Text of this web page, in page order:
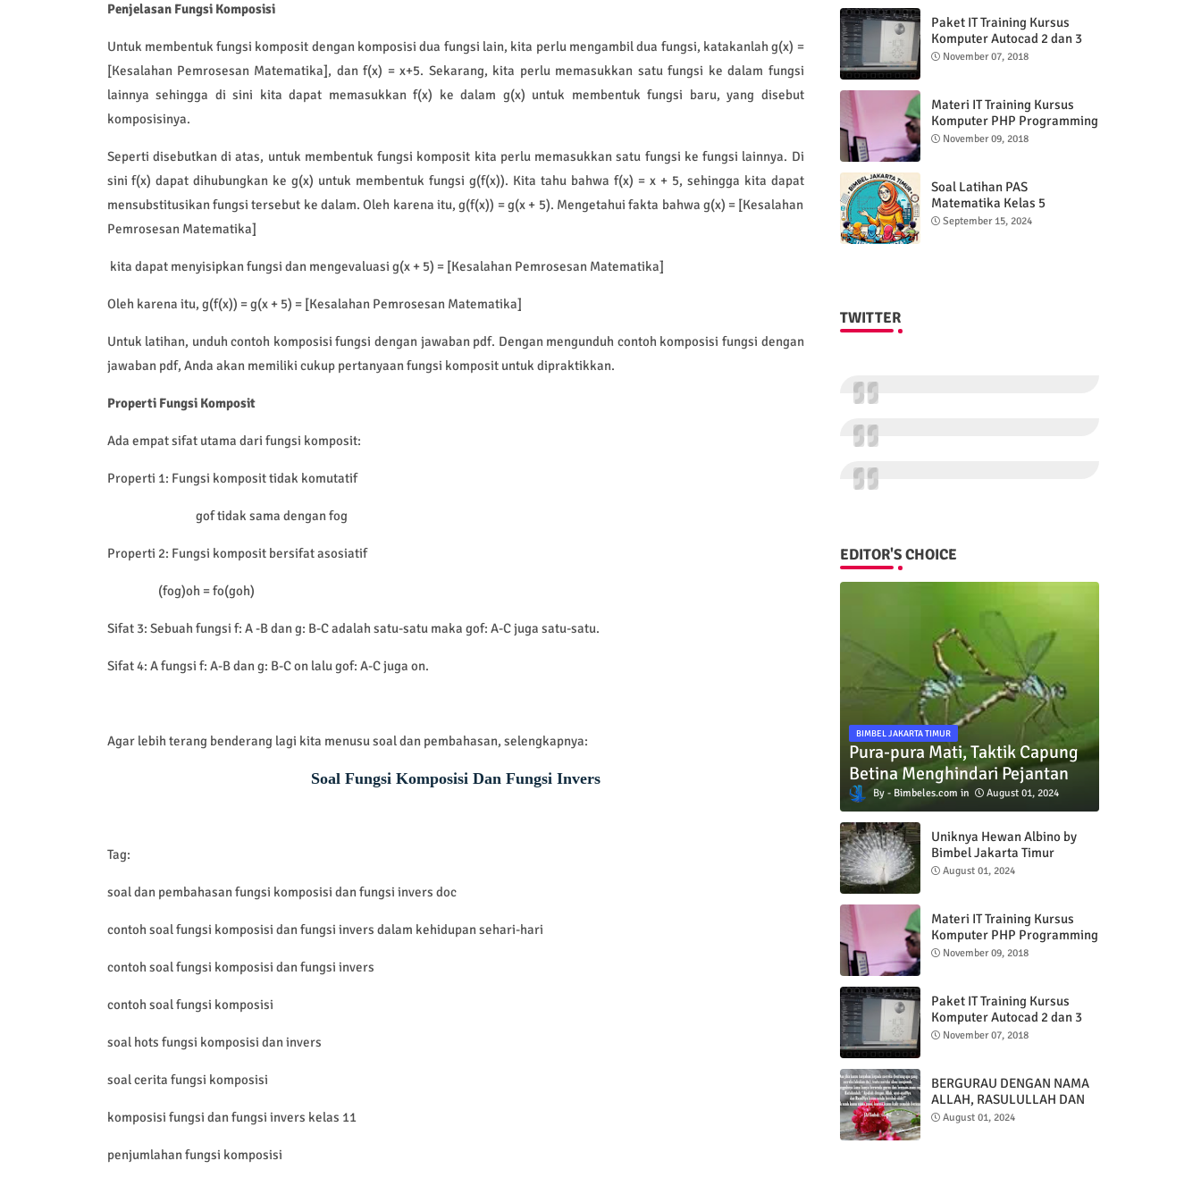
Penjelasan Fungsi Komposisi
Untuk membentuk fungsi komposit dengan komposisi dua fungsi lain, kita perlu mengambil dua fungsi, katakanlah g(x) =
[Kesalahan Pemrosesan Matematika], dan f(x) = x+5. Sekarang, kita perlu memasukkan satu fungsi ke dalam fungsi
lainnya sehingga di sini kita dapat memasukkan f(x) ke dalam g(x) untuk membentuk fungsi baru, yang disebut
komposisinya.
Seperti disebutkan di atas, untuk membentuk fungsi komposit kita perlu memasukkan satu fungsi ke fungsi lainnya. Di
sini f(x) dapat dihubungkan ke g(x) untuk membentuk fungsi g(f(x)). Kita tahu bahwa f(x) = x + 5, sehingga kita dapat
mensubstitusikan fungsi tersebut ke dalam. Oleh karena itu, g(f(x)) = g(x + 5). Mengetahui fakta bahwa g(x) = [Kesalahan
Pemrosesan Matematika]
kita dapat menyisipkan fungsi dan mengevaluasi g(x + 5) = [Kesalahan Pemrosesan Matematika]
Oleh karena itu, g(f(x)) = g(x + 5) = [Kesalahan Pemrosesan Matematika]
Untuk latihan, unduh contoh komposisi fungsi dengan jawaban pdf. Dengan mengunduh contoh komposisi fungsi dengan
jawaban pdf, Anda akan memiliki cukup pertanyaan fungsi komposit untuk dipraktikkan.
Properti Fungsi Komposit
Ada empat sifat utama dari fungsi komposit:
Properti 1: Fungsi komposit tidak komutatif
gof tidak sama dengan fog
Properti 2: Fungsi komposit bersifat asosiatif
(fog)oh = fo(goh)
Sifat 3: Sebuah fungsi f: A -B dan g: B-C adalah satu-satu maka gof: A-C juga satu-satu.
Sifat 4: A fungsi f: A-B dan g: B-C on lalu gof: A-C juga on.
Agar lebih terang benderang lagi kita menusu soal dan pembahasan, selengkapnya:
Soal Fungsi Komposisi Dan Fungsi Invers
Tag:
soal dan pembahasan fungsi komposisi dan fungsi invers doc
contoh soal fungsi komposisi dan fungsi invers dalam kehidupan sehari-hari
contoh soal fungsi komposisi dan fungsi invers
contoh soal fungsi komposisi
soal hots fungsi komposisi dan invers
soal cerita fungsi komposisi
komposisi fungsi dan fungsi invers kelas 11
penjumlahan fungsi komposisi
Paket IT Training Kursus
Komputer Autocad 2 dan 3
DImensi
November 07, 2018
Materi IT Training Kursus
Komputer PHP Programming
& MYSQL basic
November 09, 2018
Soal Latihan PAS
Matematika Kelas 5
Semester 2
September 15, 2024
TWITTER
EDITOR'S CHOICE
BIMBEL JAKARTA TIMUR
Pura-pura Mati, Taktik Capung
Betina Menghindari Pejantan
Bimbeles.com August 01, 2024
Uniknya Hewan Albino by
Bimbel Jakarta Timur
August 01, 2024
Materi IT Training Kursus
Komputer PHP Programming
& MYSQL basic
November 09, 2018
Paket IT Training Kursus
Komputer Autocad 2 dan 3
DImensi
November 07, 2018
BERGURAU DENGAN NAMA
ALLAH, RASULULLAH DAN
AL QUR'AN
August 01, 2024